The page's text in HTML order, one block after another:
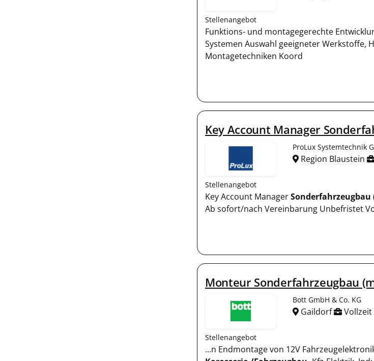
Stellenangebot
Funktions- und montagegerechte
Systemen Auswahl geeigneter Werkstoffe,
Montagetechniken Koord
Key Account Manager
ProLux Systemtechnik
Region Blaustein
Stellenangebot
Key Account ManagerSonderfahrzeugbau
Ab sofort/nach Vereinbarung Unbefristet
Monteur Sonderfahrzeugbau
Bott GmbH & Co. KG
Gaildorf Vollzeit
Stellenangebot
...n Endmontage von 12V